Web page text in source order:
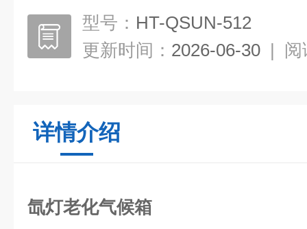
型号： HT-QSUN-512
更新时间： 2026-06-30 | 阅
详情介绍
氙灯老化气候箱